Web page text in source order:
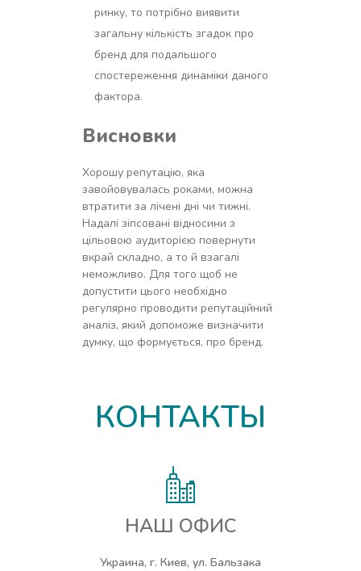
ринку, то потрібно виявити
загальну кількість згадок про
бренд для подальшого
спостереження динаміки даного
фактора.
Висновки
Хорошу репутацію, яка
завойовувалась роками, можна
втратити за лічені дні чи тижні.
Надалі зіпсовані відносини з
цільовою аудиторією повернути
вкрай складно, а то й взагалі
неможливо. Для того щоб не
допустити цього необхідно
регулярно проводити репутаційний
аналіз, який допоможе визначити
думку, що формується, про бренд.
КОНТАКТЫ
НАШ ОФИС
Украина, г. Киев, ул. Бальзака